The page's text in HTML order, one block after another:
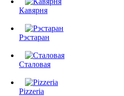
Кавярня
Рэстаран
Сталовая
Pizzeria